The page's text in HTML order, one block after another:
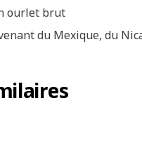
ourlet brut
du Mexique, du